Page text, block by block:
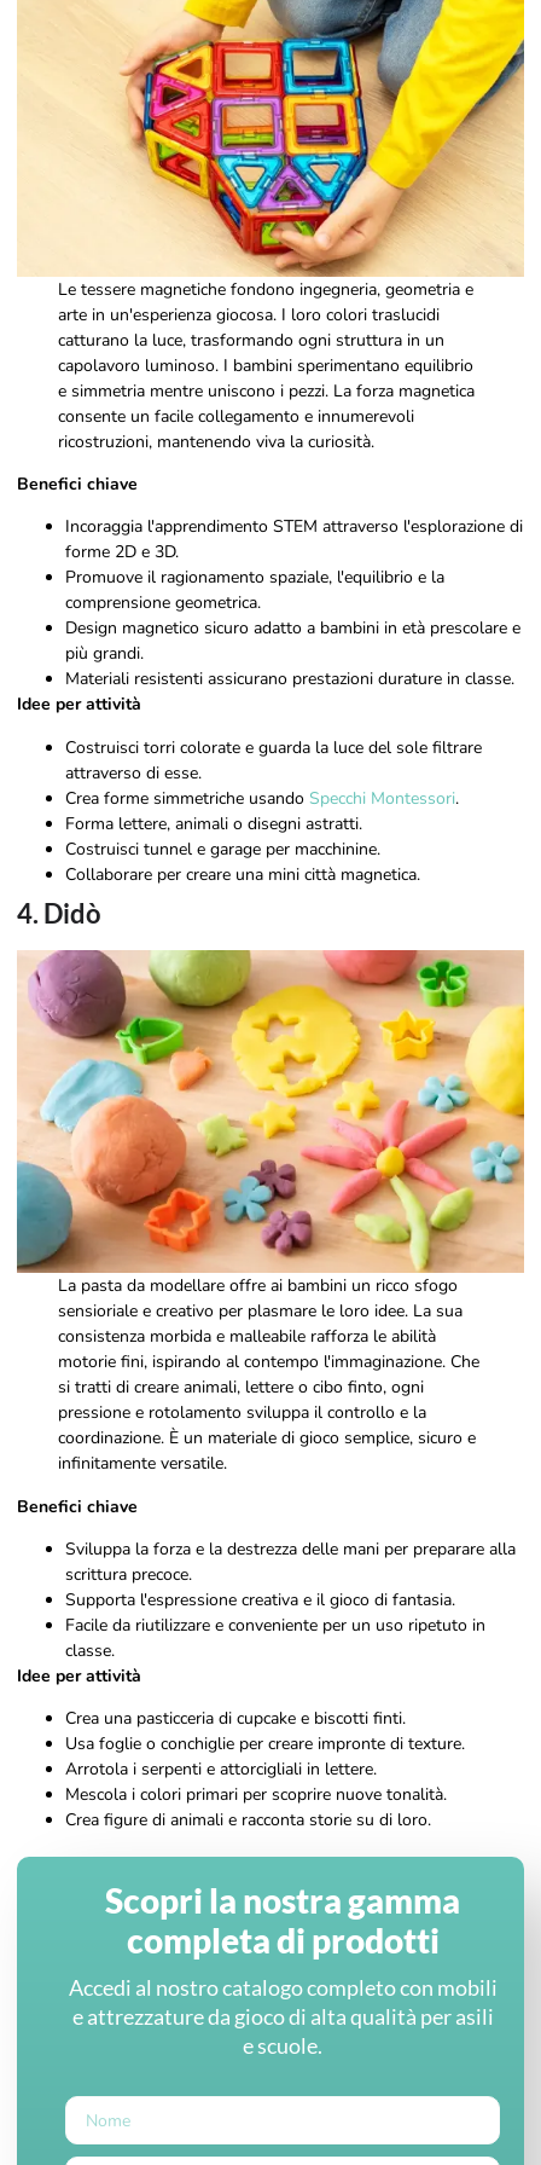
Le tessere magnetiche fondono ingegneria, geometria e
arte in un'esperienza giocosa. I loro colori traslucidi
catturano la luce, trasformando ogni struttura in un
capolavoro luminoso. I bambini sperimentano equilibrio
e simmetria mentre uniscono i pezzi. La forza magnetica
consente un facile collegamento e innumerevoli
ricostruzioni, mantenendo viva la curiosità.
Benefici chiave
Incoraggia l'apprendimento STEM attraverso l'esplorazione di
forme 2D e 3D.
Promuove il ragionamento spaziale, l'equilibrio e la
comprensione geometrica.
Design magnetico sicuro adatto a bambini in età prescolare e
più grandi.
Materiali resistenti assicurano prestazioni durature in classe.
Idee per attività
Costruisci torri colorate e guarda la luce del sole filtrare
attraverso di esse.
Crea forme simmetriche usando Specchi Montessori.
Forma lettere, animali o disegni astratti.
Costruisci tunnel e garage per macchinine.
Collaborare per creare una mini città magnetica.
4. Didò
La pasta da modellare offre ai bambini un ricco sfogo
sensioriale e creativo per plasmare le loro idee. La sua
consistenza morbida e malleabile rafforza le abilità
motorie fini, ispirando al contempo l'immaginazione. Che
si tratti di creare animali, lettere o cibo finto, ogni
pressione e rotolamento sviluppa il controllo e la
coordinazione. È un materiale di gioco semplice, sicuro e
infinitamente versatile.
Benefici chiave
Sviluppa la forza e la destrezza delle mani per preparare alla
scrittura precoce.
Supporta l'espressione creativa e il gioco di fantasia.
Facile da riutilizzare e conveniente per un uso ripetuto in
classe.
Idee per attività
Crea una pasticceria di cupcake e biscotti finti.
Usa foglie o conchiglie per creare impronte di texture.
Arrotola i serpenti e attorcigliali in lettere.
Mescola i colori primari per scoprire nuove tonalità.
Crea figure di animali e racconta storie su di loro.
Scopri la nostra gamma
completa di prodotti
Accedi al nostro catalogo completo con mobili
e attrezzature da gioco di alta qualità per asili
e scuole.